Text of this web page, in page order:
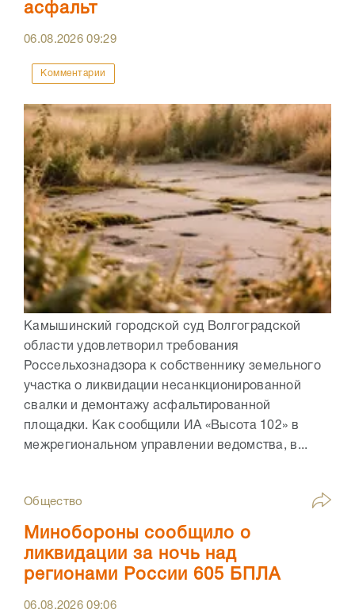
асфальт
06.08.202609:29
Комментарии
Камышинский городской суд Волгоградской
области удовлетворил требования
Россельхознадзора к собственнику земельного
участка о ликвидации несанкционированной
свалки и демонтажу асфальтированной
площадки. Как сообщили ИА «Высота 102» в
межрегиональном управлении ведомства, в...
Общество
Минобороны сообщило о
ликвидации за ночь над
регионами России 605 БПЛА
06.08.202609:06